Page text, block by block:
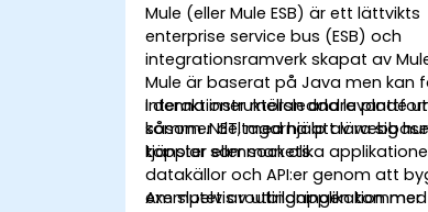
Mule (eller Mule ESB) är ett lättvikts
enterprise service bus (ESB) och
integrationsramverk skapat av
Mule är baserat på Java men kan
interaktioner mellan andra
såsom .NET, med hjälp av
tjänster eller sockets.
I denna instruktörsledda levande
kommer deltagarna att lära sig
kopplar samman olika
datakällor och API:er genom att
exempelvis routingapplikation med
Am slutet av utbildningen kommer